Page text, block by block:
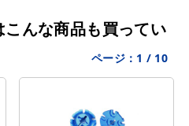
ページ： 1 / 10